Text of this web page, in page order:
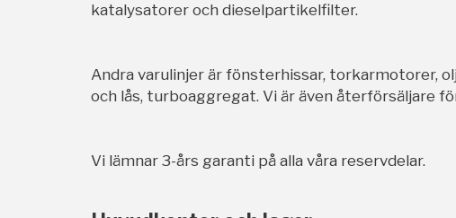
katalysatorer och dieselpartikelfilter.
Andra varulinjer är fönsterhissar, torkarmotorer,
och lås, turboaggregat. Vi är även återförsäljare
Vi lämnar 3-års garanti på alla våra reservdelar.